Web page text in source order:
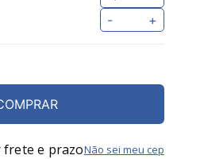
- +
frete e prazoNão sei meu cep